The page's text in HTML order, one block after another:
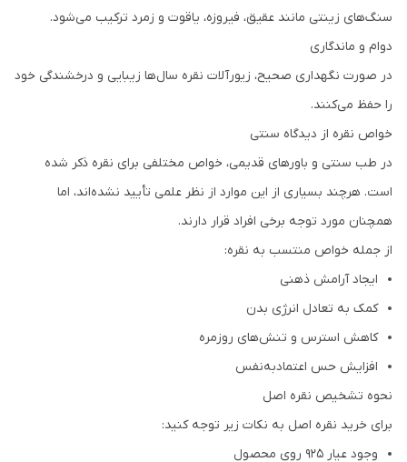
سنگ‌های زینتی مانند عقیق، فیروزه، یاقوت و زمرد ترکیب می‌شود.
دوام و ماندگاری
در صورت نگهداری صحیح، زیورآلات نقره سال‌ها زیبایی و درخشندگی خود
را حفظ می‌کنند.
خواص نقره از دیدگاه سنتی
در طب سنتی و باورهای قدیمی، خواص مختلفی برای نقره ذکر شده
است. هرچند بسیاری از این موارد از نظر علمی تأیید نشده‌اند، اما
همچنان مورد توجه برخی افراد قرار دارند.
از جمله خواص منتسب به نقره:
ایجاد آرامش ذهنی
کمک به تعادل انرژی بدن
کاهش استرس و تنش‌های روزمره
افزایش حس اعتمادبه‌نفس
نحوه تشخیص نقره اصل
برای خرید نقره اصل به نکات زیر توجه کنید:
وجود عیار 925 روی محصول